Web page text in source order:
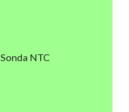
Sonda NTC